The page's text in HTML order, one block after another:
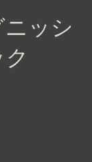
ニッシ